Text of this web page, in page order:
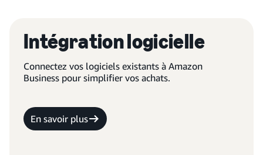
Intégration logicielle
Connectez vos logiciels existants à Amazon
Business pour simplifier vos achats.
En savoir plus